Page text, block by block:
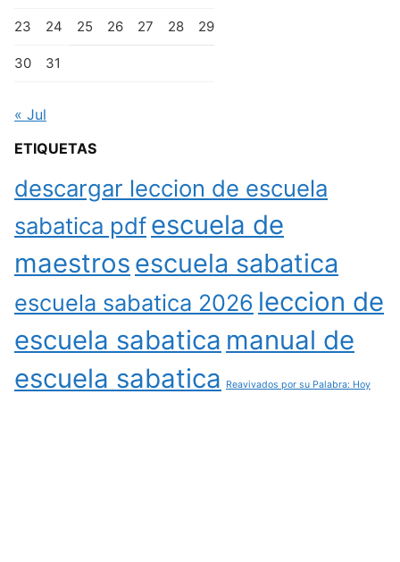
23 24 25 26 27 28 29
30 31
« Jul
ETIQUETAS
descargar leccion de escuela
sabatica pdfescuela de
maestros escuela sabatica
escuela sabatica 2026 leccion de
escuela sabatica manual de
escuela sabatica
Reavivados por su Palabra: Hoy